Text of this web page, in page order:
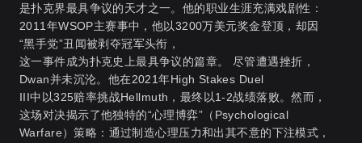
是扑克界最具争议的天才之一。他的职业生涯充满戏剧性：
2011年WSOP主赛事中，他以3200万美元奖金登顶，却因
“黑手党”丑闻被剥夺冠军头衔，
这一事件成为扑克史上最具争议的篇章。 尽管遭遇挫折，
Dwan并未沉沦。他在2021年High Stakes Duel
III中以325赔率挑战Hellmuth，最终以1-2战绩落败。然而，
这场对决揭示了他独特的“心理博弈”（Psychological
Warfare）策略：通过制造心理压力和出其不意的下注模式，